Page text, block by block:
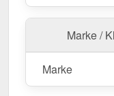
Jetzt
bestellen –
geliefert!
Langlebig,
Sie jetzt und
Marke /
Marke